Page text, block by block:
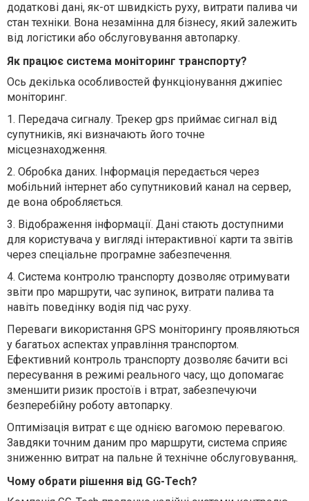
додаткові дані, як-от швидкість руху, витрати палива чи
стан техніки. Вона незамінна для бізнесу, який залежить
від логістики або обслуговування автопарку.
Як працює система моніторинг транспорту?
Ось декілька особливостей функціонування джипіес
моніторинг.
1. Передача сигналу. Трекер gps приймає сигнал від
супутників, які визначають його точне
місцезнаходження.
2. Обробка даних. Інформація передається через
мобільний інтернет або супутниковий канал на сервер,
де вона обробляється.
3. Відображення інформації. Дані стають доступними
для користувача у вигляді інтерактивної карти та звітів
через спеціальне програмне забезпечення.
4. Система контролю транспорту дозволяє отримувати
звіти про маршрути, час зупинок, витрати палива та
навіть поведінку водія під час руху.
Переваги використання GPS моніторингу проявляються
у багатьох аспектах управління транспортом.
Ефективний контроль транспорту дозволяє бачити всі
пересування в режимі реального часу, що допомагає
зменшити ризик простоїв і втрат, забезпечуючи
безперебійну роботу автопарку.
Оптимізація витрат є ще однією вагомою перевагою.
Завдяки точним даним про маршрути, система сприяє
зниженню витрат на пальне й технічне обслуговування,.
Чому обрати рішення від GG-Tech?